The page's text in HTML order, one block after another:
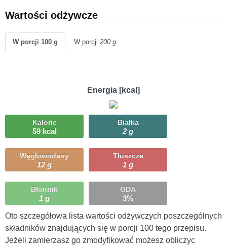
Wartości odżywcze
W porcji 100 g W porcji 200 g
Energia [kcal]
Kalorie
59 kcal
Białka
2 g
Węglowodany
12 g
Tłuszcze
1 g
Błonnik
1 g
GDA
3%
Oto szczegółowa lista wartości odżywczych poszczególnych
składników znajdujących się w porcji 100 tego przepisu.
Jeżeli zamierzasz go zmodyfikować możesz obliczyc